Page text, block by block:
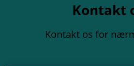
Kontakt
Kontakt os for